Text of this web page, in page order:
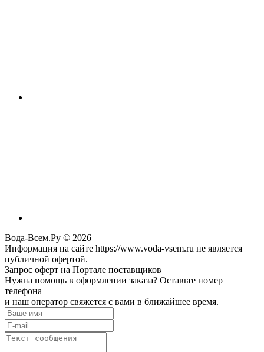
Вода-Всем.Ру © 2026
Информация на сайте https://www.voda-vsem.ru не является
публичной офертой.
Запрос оферт на Портале поставщиков
Нужна помощь в оформлении заказа? Оставьте номер
телефона
и наш оператор свяжется с вами в ближайшее время.